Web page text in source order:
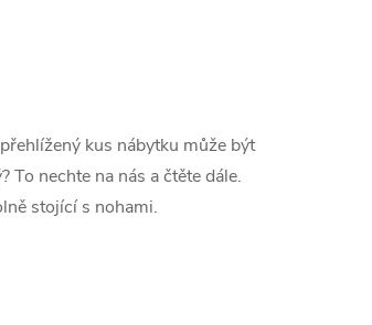
kus nábytku může být
To nechte na nás a čtěte dále.
stojící s nohami.